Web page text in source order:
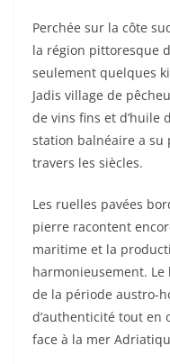
Perchée sur la côte
la région pittoresque
seulement quelques
Jadis village de
de vins fins et d’huile
station balnéaire a su
travers les siècles.
Les ruelles pavées
pierre racontent
maritime et la
harmonieusement.
de la période austro-
d’authenticité tout
face à la mer